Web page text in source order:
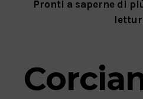
Pronti a saperne di